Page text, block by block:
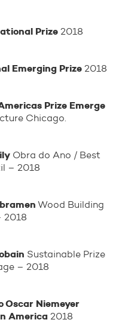
Prize 2018
Emerging Prize2018
Prize Emerge
Chicago.
Obra do Ano / Best
– 2018
Wood Building
2018
Sustainable Prize
– 2018
Oscar Niemeyer
America 2018